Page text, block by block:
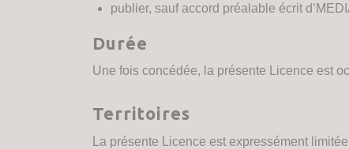
publier, sauf accord préalable écrit
Durée
Une fois concédée, la présente Licence est
Territoires
La présente Licence est expressément